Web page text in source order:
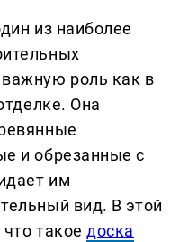
из наиболее
роль как в
Она
и обрезанные с
им
вид. В этой
такоедоска